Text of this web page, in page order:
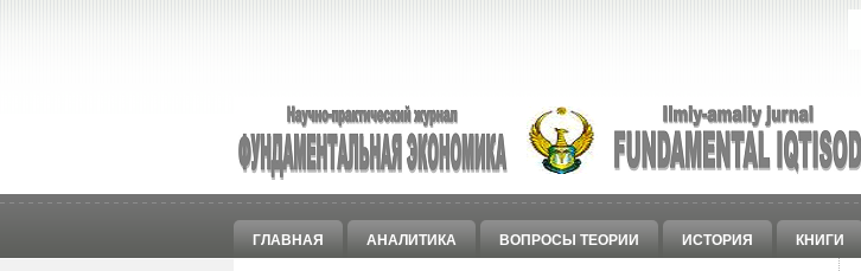
ГЛАВНАЯ АНАЛИТИКА ВОПРОСЫ ТЕОРИИ ИСТОРИЯ КНИГИ